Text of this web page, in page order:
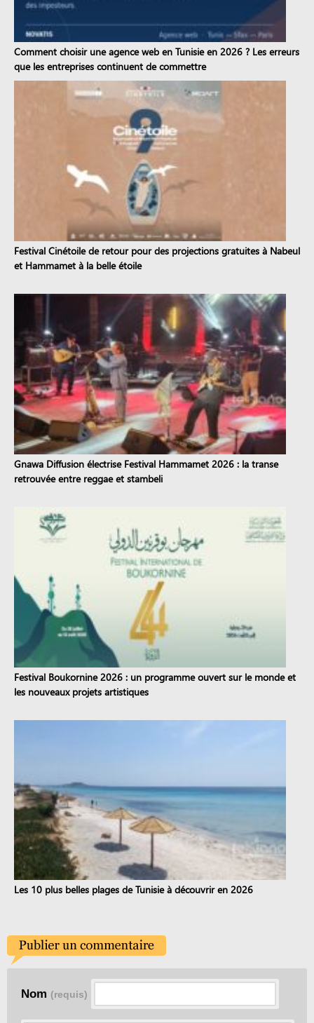
Comment choisir une agence web en Tunisie en 2026 ? Les erreurs
que les entreprises continuent de commettre
Festival Cinétoile de retour pour des projections gratuites à Nabeul
et Hammamet à la belle étoile
Gnawa Diffusion électrise Festival Hammamet 2026 : la transe
retrouvée entre reggae et stambeli
Festival Boukornine 2026 : un programme ouvert sur le monde et
les nouveaux projets artistiques
Les 10 plus belles plages de Tunisie à découvrir en 2026
Nom (requis)